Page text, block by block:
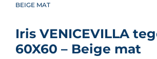
BEIGE MAT
Iris VENICEVILLA
60X60 – Beige mat